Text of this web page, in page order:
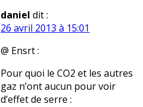
daniel dit :
26 avril 2013 à 15:01
@ Ensrt :
Pour quoi le CO2 et les autres
gaz n’ont aucun pour voir
d’effet de serre :